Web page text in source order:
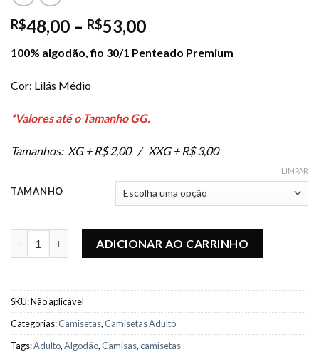
R$48,00 – R$53,00
100% algodão, fio 30/1 Penteado Premium
Cor: Lilás Médio
*Valores até o Tamanho GG.
Tamanhos: XG + R$ 2,00 / XXG + R$ 3,00
TAMANHO
LIMPAR
ADICIONAR AO CARRINHO
SKU:Não aplicável
Categorias:Camisetas,Camisetas Adulto
Tags:Adulto,Algodão,Camisas,camisetas